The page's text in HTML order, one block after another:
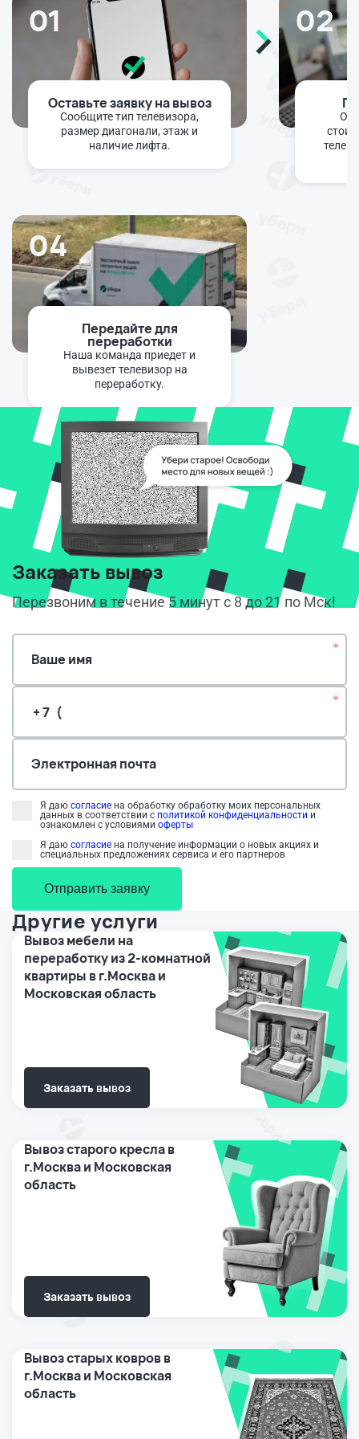
01
Оставьте заявку на вывоз
Сообщите тип телевизора,
размер диагонали, этаж и
наличие лифта.
02
04
Передайте для
переработки
Наша команда приедет и
вывезет телевизор на
переработку.
Заказать вывоз
Перезвоним в течение 5 минут с 8 до 21 по Мск!
Ваше имя
*
*
Электронная почта
Я даю согласие на обработку обработку моих персональных
данных в соответствии с политикой конфиденциальности и
ознакомлен с условиями оферты
Я даю согласие на получение информации о новых акциях и
специальных предложениях сервиса и его партнеров
Отправить заявку
Другие услуги
Вывоз мебели на
переработку из 2-комнатной
квартиры в г.Москва и
Московская область
Заказать вывоз
Вывоз старого кресла в
г.Москва и Московская
область
Заказать вывоз
Вывоз старых ковров в
г.Москва и Московская
область